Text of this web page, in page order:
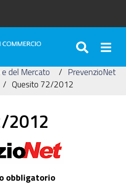
e del Mercato
PrevenzioNet
Quesito 72/2012
2012
obbligatorio